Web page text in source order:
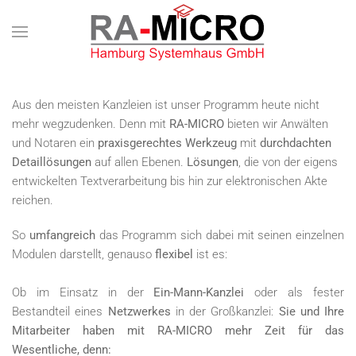
Zum Hauptinhalt springen
Aus den meisten Kanzleien ist unser Programm heute nicht
mehr wegzudenken. Denn mit RA-MICRO bieten wir Anwälten
und Notaren ein praxisgerechtes Werkzeug mit durchdachten
Detaillösungen auf allen Ebenen. Lösungen, die von der eigens
entwickelten Textverarbeitung bis hin zur elektronischen Akte
reichen.
So umfangreichdas Programm sich dabei mit seinen einzelnen
Modulen darstellt, genauso flexibel ist es:
Ob im Einsatz in der Ein-Mann-Kanzlei oder als fester
Bestandteil eines Netzwerkes in der Großkanzlei: Sie und Ihre
Mitarbeiter haben mit RA-MICRO mehr Zeit für das
Wesentliche, denn: